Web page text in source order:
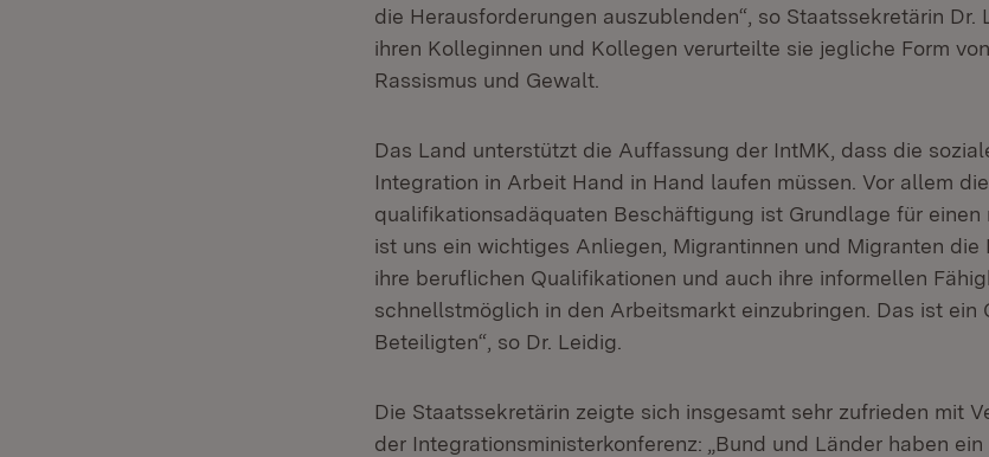
die Herausforderungen auszublenden“, so Staatssekretärin Dr.
ihren Kolleginnen und Kollegen verurteilte sie jegliche Form
Rassismus und Gewalt.
Das Land unterstützt die Auffassung der IntMK, dass die
Integration in Arbeit Hand in Hand laufen müssen. Vor allem
qualifikationsadäquaten Beschäftigung ist Grundlage für einen
ist uns ein wichtiges Anliegen, Migrantinnen und Migranten die
ihre beruflichen Qualifikationen und auch ihre informellen
schnellstmöglich in den Arbeitsmarkt einzubringen. Das ist ein
Beteiligten“, so Dr. Leidig.
Die Staatssekretärin zeigte sich insgesamt sehr zufrieden mit
der Integrationsministerkonferenz: „Bund und Länder haben